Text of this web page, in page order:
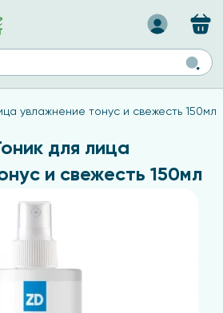
Назад
КОЖИ
для комбинированной кожи
для проблемной кожи
увлажнение тонус и свежесть 150мл
для лица
и свежесть 150мл